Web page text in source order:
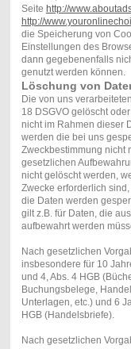
Seite http://
http://
die Speicherung von
Einstellungen des
dann gegebenenfalls
genutzt werden können.
Löschung von
Die von uns
18 DSGVO gelöscht
nicht im Rahmen dieser
werden die bei uns
Zweckbestimmung nicht
gesetzlichen
nicht gelöscht werden,
Zwecke erforderlich
die Daten werden
gilt z.B. für Daten, die
aufbewahrt werden
Nach gesetzlichen
insbesondere für 10
und 4, Abs. 4 HGB
Buchungsbelege,
Unterlagen, etc.) und 6
HGB (Handelsbriefe).
Nach gesetzlichen